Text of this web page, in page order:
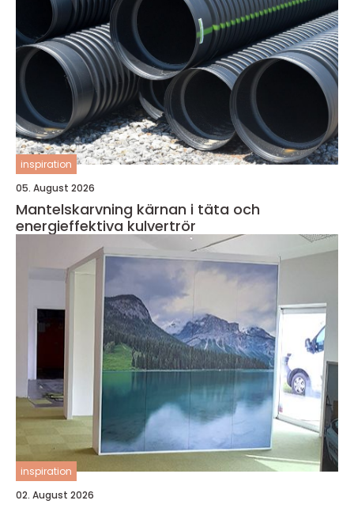
inspiration
05. August 2026
Mantelskarvning kärnan i täta och
energieffektiva kulvertrör
inspiration
02. August 2026